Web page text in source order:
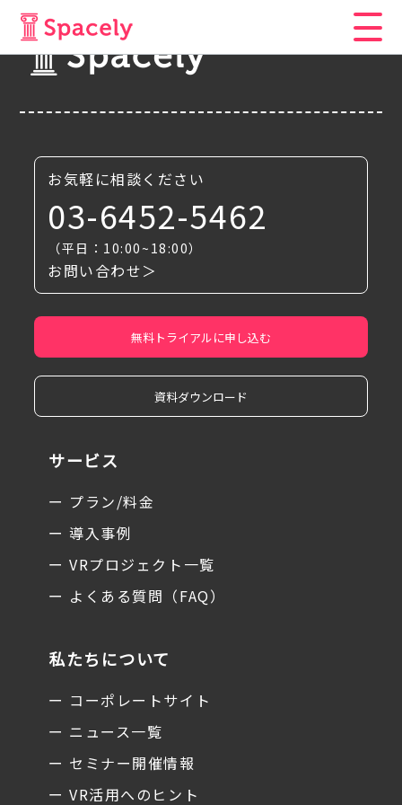
お気軽に相談ください
03-6452-5462
（平日：10:00~18:00）
お問い合わせ＞
無料トライアルに申し込む
資料ダウンロード
サービス
ー プラン/料金
ー 導入事例
ー VRプロジェクト一覧
ー よくある質問（FAQ）
私たちについて
ー コーポレートサイト
ー ニュース一覧
ー セミナー開催情報
ー VR活用へのヒント